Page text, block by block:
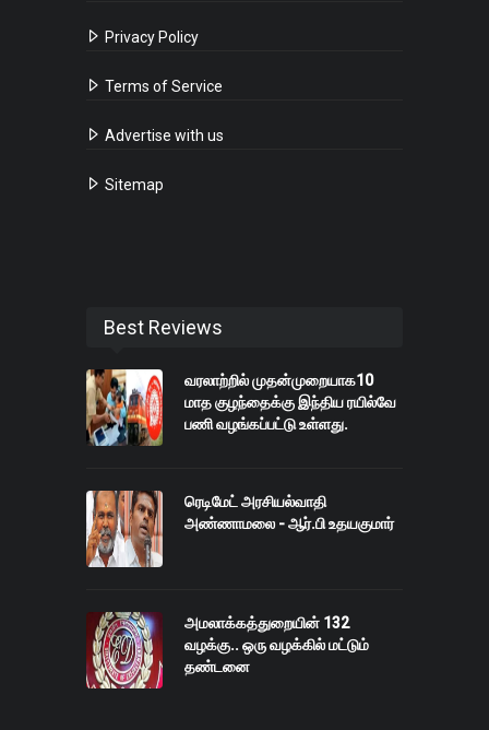
Privacy Policy
Terms of Service
Advertise with us
Sitemap
Best Reviews
வரலாற்றில் முதன்முறையாக10
மாத குழந்தைக்கு இந்திய ரயில்வே
பணி வழங்கப்பட்டு உள்ளது.
ரெடிமேட் அரசியல்வாதி
அண்ணாமலை - ஆர்.பி உதயகுமார்
அமலாக்கத்துறையின் 132
வழக்கு.. ஒரு வழக்கில் மட்டும்
தண்டனை